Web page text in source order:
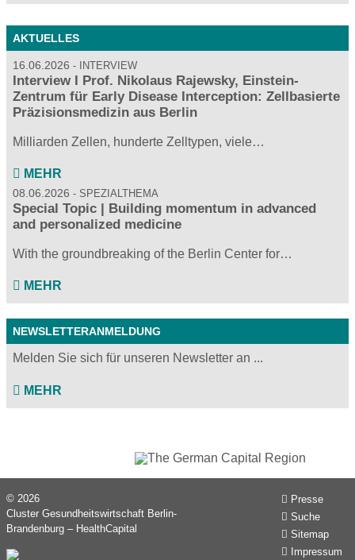
AKTUELLES
16.06.2026 INTERVIEW
Interview I Prof. Nikolaus Rajewsky, Einstein-
Zentrum für Early Disease Interception: Zellbasierte
Präzisionsmedizin aus Berlin
Milliarden Zellen, hunderte Zelltypen, viele…
MEHR
08.06.2026 SPEZIALTHEMA
Special Topic | Building momentum in advanced
and personalized medicine
With the groundbreaking of the Berlin Center for…
MEHR
NEWSLETTERANMELDUNG
Melden Sie sich für unseren Newsletter an ...
MEHR
Presse
Suche
Sitemap
Impressum
© 2026
Cluster Gesundheitswirtschaft Berlin-
Brandenburg – HealthCapital